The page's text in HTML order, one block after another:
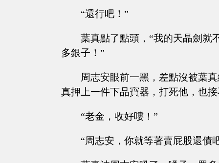
“還行吧！”
葉真點了點頭，“我的天晶劍就
多銀子！”
周志安眼前一黑，差點沒被葉
真押上一件下品寶器，打死他，也
“老金，收好嘍！”
“周志安，你就等著賣屁股還債